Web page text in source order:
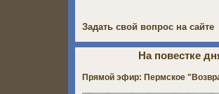
Задать свой вопрос на сайте
На повестке
Прямой эфир: Пермское